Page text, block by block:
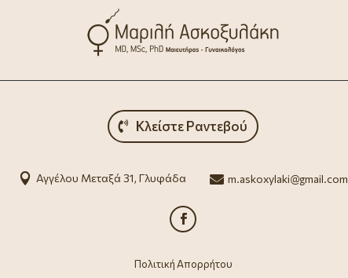
Κλείστε Ραντεβού
 Αγγέλου Μεταξά 31, Γλυφάδα  m.askoxylaki@gmail.com
Πολιτική Απορρήτου